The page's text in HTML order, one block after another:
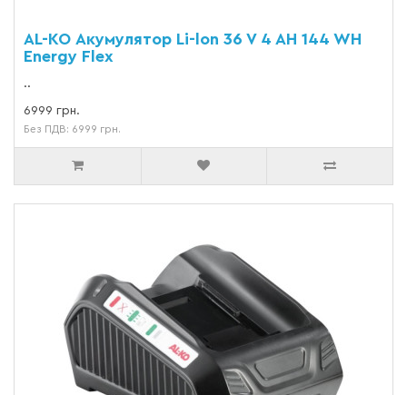
AL-KO Акумулятор Li-lon 36 V 4 AH 144 WH
Energy Flex
..
6999 грн.
Без ПДВ: 6999 грн.